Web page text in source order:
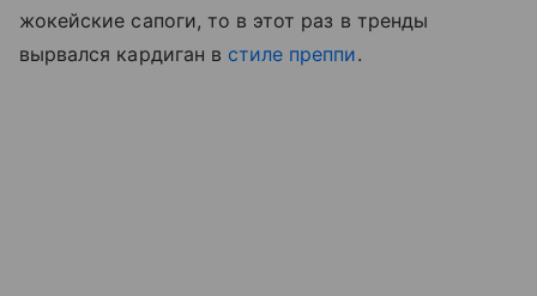
жокейские сапоги, то в этот раз в тренды
вырвался кардиган в стиле преппи.